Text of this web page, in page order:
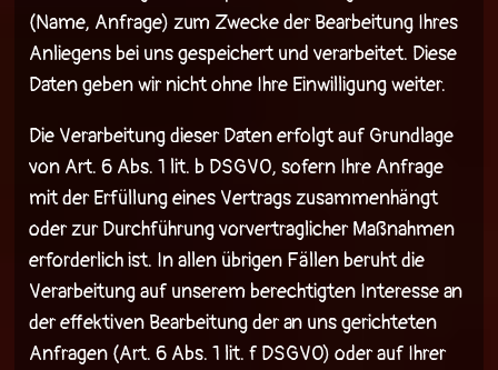
(Name, Anfrage) zum Zwecke der Bearbeitung Ihres
Anliegens bei uns gespeichert und verarbeitet. Diese
Daten geben wir nicht ohne Ihre Einwilligung weiter.
Die Verarbeitung dieser Daten erfolgt auf Grundlage
von Art. 6 Abs. 1 lit. b DSGVO, sofern Ihre Anfrage
mit der Erfüllung eines Vertrags zusammenhängt
oder zur Durchführung vorvertraglicher Maßnahmen
erforderlich ist. In allen übrigen Fällen beruht die
Verarbeitung auf unserem berechtigten Interesse an
der effektiven Bearbeitung der an uns gerichteten
Anfragen (Art. 6 Abs. 1 lit. f DSGVO) oder auf Ihrer